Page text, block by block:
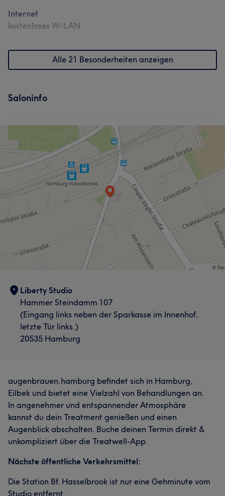
Internet
kostenloses W-LAN
Alle 21 Besonderheiten anzeigen
Saloninfo
Liberty Studio
Hammer Steindamm 107
(Eingang links neben der Sparkasse im Innenhof,
letzte Tür links.)
20535 Hamburg
augenbrauen.hamburg befindet sich in Hamburg,
Eilbek und bietet eine Vielzahl von Behandlungen an.
In angenehmer und entspannender Atmosphäre
kannst du dein Treatment genießen und einen
Augenblick abschalten. Buche deinen Termin direkt &
unkompliziert über die Treatwell-App.
Nächste öffentliche Verkehrsmittel:
Die Station Bf. Hasselbrook ist nur eine Gehminute vom
Studio entfernt.